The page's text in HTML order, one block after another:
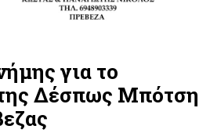
για το
Δέσπως Μπότση